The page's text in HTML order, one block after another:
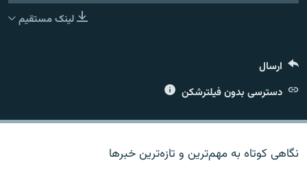
لینک مستقیم
ارسال
دسترسی بدون فیلترشکن
نگاهی کوتاه به مهم‌ترين و تازه‌ترين خبرها